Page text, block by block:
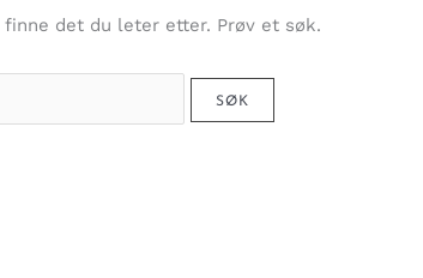
finne det du leter etter. Prøv et søk.